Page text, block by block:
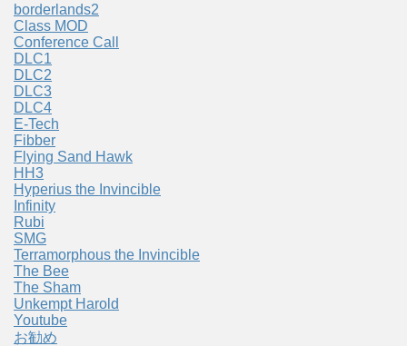
borderlands2
Class MOD
Conference Call
DLC1
DLC2
DLC3
DLC4
E-Tech
Fibber
Flying Sand Hawk
HH3
Hyperius the Invincible
Infinity
Rubi
SMG
Terramorphous the Invincible
The Bee
The Sham
Unkempt Harold
Youtube
お勧め